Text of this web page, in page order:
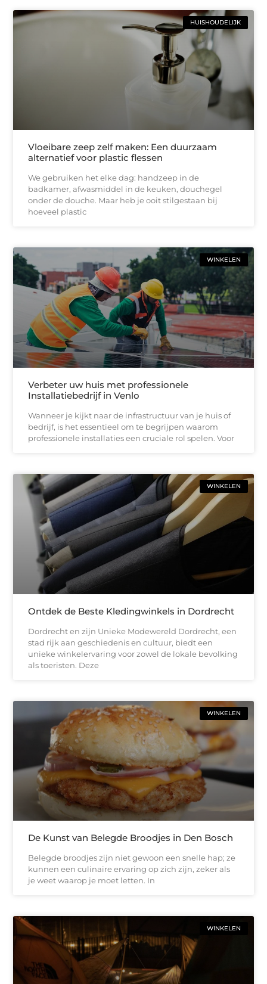
HUISHOUDELIJK
Vloeibare zeep zelf maken: Een duurzaam
alternatief voor plastic flessen
We gebruiken het elke dag: handzeep in de
badkamer, afwasmiddel in de keuken, douchegel
onder de douche. Maar heb je ooit stilgestaan bij
hoeveel plastic
WINKELEN
Verbeter uw huis met professionele
Installatiebedrijf in Venlo
Wanneer je kijkt naar de infrastructuur van je huis of
bedrijf, is het essentieel om te begrijpen waarom
professionele installaties een cruciale rol spelen. Voor
WINKELEN
Ontdek de Beste Kledingwinkels in Dordrecht
Dordrecht en zijn Unieke Modewereld Dordrecht, een
stad rijk aan geschiedenis en cultuur, biedt een
unieke winkelervaring voor zowel de lokale bevolking
als toeristen. Deze
WINKELEN
De Kunst van Belegde Broodjes in Den Bosch
Belegde broodjes zijn niet gewoon een snelle hap; ze
kunnen een culinaire ervaring op zich zijn, zeker als
je weet waarop je moet letten. In
WINKELEN